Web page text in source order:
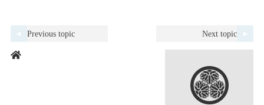
Previous topic Next topic